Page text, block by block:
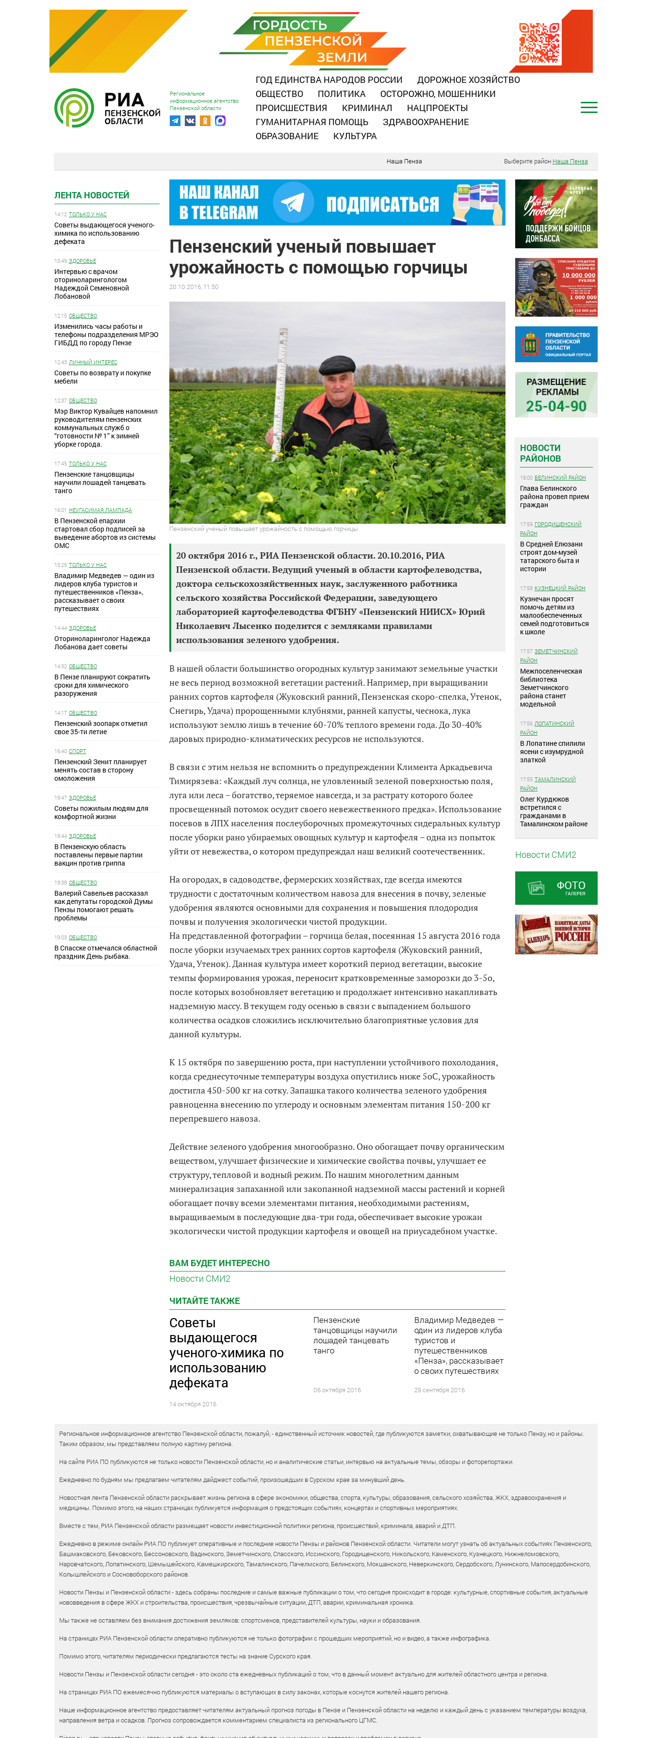
Региональное
информационное агентство
Пензенской области
ГОД ЕДИНСТВА НАРОДОВ РОССИИ
ДОРОЖНОЕ ХОЗЯЙСТВО
ОБЩЕСТВО
ПОЛИТИКА
ОСТОРОЖНО, МОШЕННИКИ
ПРОИСШЕСТВИЯ
КРИМИНАЛ
НАЦПРОЕКТЫ
ГУМАНИТАРНАЯ ПОМОЩЬ
ЗДРАВООХРАНЕНИЕ
ОБРАЗОВАНИЕ
КУЛЬТУРА
Наша Пенза Выберите район Наша Пенза
ЛЕНТА НОВОСТЕЙ
14:12 ТОЛЬКО У НАС
Советы выдающегося ученого-
химика по использованию
дефеката
13:49 ЗДОРОВЬЕ
Интервью с врачом
оториноларингологом
Надеждой Семеновной
Лобановой
12:15 ОБЩЕСТВО
Изменились часы работы и
телефоны подразделения МРЭО
ГИБДД по городу Пензе
12:43 ЛИЧНЫЙ ИНТЕРЕС
Советы по возврату и покупке
мебели
12:37 ОБЩЕСТВО
Мэр Виктор Кувайцев напомнил
руководителям пензенских
коммунальных служб о
“готовности № 1” к зимней
уборке города.
17:45 ТОЛЬКО У НАС
Пензенские танцовщицы
научили лошадей танцевать
танго
16:01 НЕУГАСИМАЯ ЛАМПАДА
В Пензенской епархии
стартовал сбор подписей за
выведение абортов из системы
ОМС
15:25 ТОЛЬКО У НАС
Владимир Медведев — один из
лидеров клуба туристов и
путешественников «Пенза»,
рассказывает о своих
путешествиях
14:44 ЗДОРОВЬЕ
Оториноларинголог Надежда
Лобанова дает советы
14:32 ОБЩЕСТВО
В Пензе планируют сократить
сроки для химического
разоружения
14:17 ОБЩЕСТВО
Пензенский зоопарк отметил
свое 35-ти летие
16:40 СПОРТ
Пензенский Зенит планирует
менять состав в сторону
омоложения
19:47 ЗДОРОВЬЕ
Советы пожилым людям для
комфортной жизни
19:44 ЗДОРОВЬЕ
В Пензенскую область
поставлены первые партии
вакцин против гриппа
19:38 ОБЩЕСТВО
Валерий Савельев рассказал
как депутаты городской Думы
Пензы помогают решать
проблемы
19:03 ОБЩЕСТВО
В Спасске отмечался областной
праздник День рыбака.
Пензенский ученый повышает
урожайность с помощью горчицы
20.10.2016, 11:50
Пензенский ученый повышает урожайность с помощью горчицы
20 октября 2016 г., РИА Пензенской области. 20.10.2016, РИА
Пензенской области. Ведущий ученый в области картофелеводства,
доктора сельскохозяйственных наук, заслуженного работника
сельского хозяйства Российской Федерации, заведующего
лабораторией картофелеводства ФГБНУ «Пензенский НИИСХ» Юрий
Николаевич Лысенко поделится с земляками правилами
использования зеленого удобрения.
В нашей области большинство огородных культур занимают земельные участки
не весь период возможной вегетации растений. Например, при выращивании
ранних сортов картофеля (Жуковский ранний, Пензенская скоро-спелка, Утенок,
Снегирь, Удача) пророщенными клубнями, ранней капусты, чеснока, лука
используют землю лишь в течение 60-70% теплого времени года. До 30-40%
даровых природно-климатических ресурсов не используются.
В связи с этим нельзя не вспомнить о предупреждении Климента Аркадьевича
Тимирязева: «Каждый луч солнца, не уловленный зеленой поверхностью поля,
луга или леса – богатство, теряемое навсегда, и за растрату которого более
просвещенный потомок осудит своего невежественного предка». Использование
посевов в ЛПХ населения послеуборочных промежуточных сидеральных культур
после уборки рано убираемых овощных культур и картофеля – одна из попыток
уйти от невежества, о котором предупреждал наш великий соотечественник.
На огородах, в садоводстве, фермерских хозяйствах, где всегда имеются
трудности с достаточным количеством навоза для внесения в почву, зеленые
удобрения являются основными для сохранения и повышения плодородия
почвы и получения экологически чистой продукции.
На представленной фотографии – горчица белая, посеянная 15 августа 2016 года
после уборки изучаемых трех ранних сортов картофеля (Жуковский ранний,
Удача, Утенок). Данная культура имеет короткий период вегетации, высокие
темпы формирования урожая, переносит кратковременные заморозки до 3-5о,
после которых возобновляет вегетацию и продолжает интенсивно накапливать
надземную массу. В текущем году осенью в связи с выпадением большого
количества осадков сложились исключительно благоприятные условия для
данной культуры.
К 15 октября по завершению роста, при наступлении устойчивого похолодания,
когда среднесуточные температуры воздуха опустились ниже 5оС, урожайность
достигла 450-500 кг на сотку. Запашка такого количества зеленого удобрения
равноценна внесению по углероду и основным элементам питания 150-200 кг
перепревшего навоза.
Действие зеленого удобрения многообразно. Оно обогащает почву органическим
веществом, улучшает физические и химические свойства почвы, улучшает ее
структуру, тепловой и водный режим. По нашим многолетним данным
минерализация запаханной или закопанной надземной массы растений и корней
обогащает почву всеми элементами питания, необходимыми растениям,
выращиваемым в последующие два-три года, обеспечивает высокие урожаи
экологически чистой продукции картофеля и овощей на приусадебном участке.
ВАМ БУДЕТ ИНТЕРЕСНО
Новости СМИ2
ЧИТАЙТЕ ТАКЖЕ
Советы
выдающегося
ученого-химика по
использованию
дефеката
14 октября 2016
Пензенские
танцовщицы научили
лошадей танцевать
танго
06 октября 2016
Владимир Медведев —
один из лидеров клуба
туристов и
путешественников
«Пенза», рассказывает
о своих путешествиях
29 сентября 2016
НОВОСТИ
РАЙОНОВ
18:00 БЕЛИНСКИЙ РАЙОН
Глава Белинского
района провел прием
граждан
17:59 ГОРОДИЩЕНСКИЙ
РАЙОН
В Средней Елюзани
строят дом-музей
татарского быта и
истории
17:58 КУЗНЕЦКИЙ РАЙОН
Кузнечан просят
помочь детям из
малообеспеченных
семей подготовиться
к школе
17:57 ЗЕМЕТЧИНСКИЙ
РАЙОН
Межпоселенческая
библиотека
Земетчинского
района станет
модельной
17:56 ЛОПАТИНСКИЙ
РАЙОН
В Лопатине спилили
ясени с изумрудной
златкой
17:55 ТАМАЛИНСКИЙ
РАЙОН
Олег Курдюков
встретился с
гражданами в
Тамалинском районе
Новости СМИ2
Региональное информационное агентство Пензенской области, пожалуй, - единственный источник новостей, где публикуются заметки, охватывающие не только Пензу, но и районы.
Таким образом, мы представляем полную картину региона.
На сайте РИА ПО публикуются не только новости Пензенской области, но и аналитические статьи, интервью на актуальные темы, обзоры и фоторепортажи.
Ежедневно по будням мы предлагаем читателям дайджест событий, произошедших в Сурском крае за минувший день.
Новостная лента Пензенской области раскрывает жизнь региона в сфере экономики, общества, спорта, культуры, образования, сельского хозяйства, ЖКХ, здравоохранения и
медицины. Помимо этого, на наших страницах публикуется информация о предстоящих событиях, концертах и спортивных мероприятиях.
Вместе с тем, РИА Пензенской области размещает новости инвестиционной политики региона, происшествий, криминала, аварий и ДТП.
Ежедневно в режиме онлайн РИА ПО публикует оперативные и последние новости Пензы и районов Пензенской области. Читатели могут узнать об актуальных событиях Пензенского,
Башмаковского, Бековского, Бессоновского, Вадинского, Земетчинского, Спасского, Иссинского, Городищенского, Никольского, Каменского, Кузнецкого, Нижнеломовского,
Наровчатского, Лопатинского, Шемышейского, Камешкирского, Тамалинского, Пачелмского, Белинского, Мокшанского, Неверкинского, Сердобского, Лунинского, Малосердобинского,
Колышлейского и Сосновоборского районов.
Новости Пензы и Пензенской области - здесь собраны последние и самые важные публикации о том, что сегодня происходит в городе: культурные, спортивные события, актуальные
нововведения в сфере ЖКХ и строительства, происшествия, чрезвычайные ситуации, ДТП, аварии, криминальная хроника.
Мы также не оставляем без внимания достижения земляков: спортсменов, представителей культуры, науки и образования.
На страницах РИА Пензенской области оперативно публикуются не только фотографии с прошедших мероприятий, но и видео, а также инфографика.
Помимо этого, читателям периодически предлагаются тесты на знание Сурского края.
Новости Пензы и Пензенской области сегодня - это около ста ежедневных публикаций о том, что в данный момент актуально для жителей областного центра и региона.
На страницах РИА ПО ежемесячно публикуются материалы о вступающих в силу законах, которые коснутся жителей нашего региона.
Наше информационное агентство предоставляет читателям актуальный прогноз погоды в Пензе и Пензенской области на неделю и каждый день с указанием температуры воздуха,
направления ветра и осадков. Прогноз сопровождается комментарием специалиста из регионального ЦГМС.